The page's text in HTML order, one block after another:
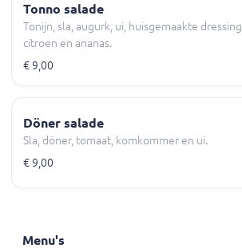
Tonno salade
Tonijn, sla, augurk, ui, huisgemaakte dressing,
citroen en ananas.
€ 9,00
Döner salade
Sla, döner, tomaat, komkommer en ui.
€ 9,00
Menu's